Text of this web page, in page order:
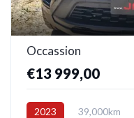
Occassion
€13 999,00
2023 39,000km